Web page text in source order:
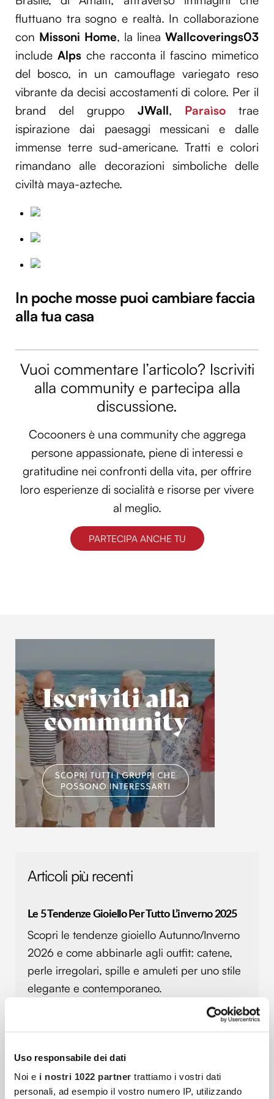
Uso responsabile dei dati
Noi e i nostri 1022 partner trattiamo i vostri dati
personali, ad esempio il vostro numero IP, utilizzando
fluttuano tra sogno e realtà. In collaborazione
con Missoni Home, la linea Wallcoverings03
include Alpsche racconta il fascino mimetico
del bosco, in un camouflage variegato reso
vibrante da decisi accostamenti di colore. Per il
brand del gruppo JWall, Paraìso trae
ispirazione dai paesaggi messicani e dalle
immense terre sud-americane. Tratti e colori
rimandano alle decorazioni simboliche delle
civiltà maya-azteche.
In poche mosse puoi cambiare faccia
alla tua casa
Vuoi commentare l’articolo? Iscriviti
alla community e partecipa alla
discussione.
Cocooners è una community che aggrega
persone appassionate, piene di interessi e
gratitudine nei confronti della vita, per offrire
loro esperienze di socialità e risorse per vivere
al meglio.
PARTECIPA ANCHE TU
Articoli più recenti
Le 5 Tendenze Gioiello Per Tutto L’inverno 2025
Scopri le tendenze gioiello Autunno/Inverno
2026 e come abbinarle agli outfit: catene,
perle irregolari, spille e amuleti per uno stile
elegante e contemporaneo.
Per Ogni Forma
Scopri come indossare il blazer da donna
dopo i 50 anni. Modelli, colori e consigli di